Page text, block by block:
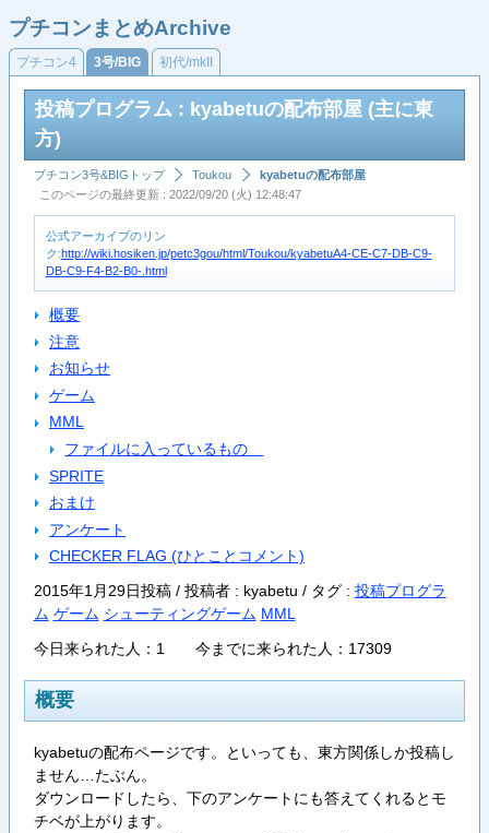
プチコンまとめArchive
プチコン4 3号/BIG 初代/mkII
投稿プログラム : kyabetuの配布部屋 (主に東
方)
プチコン3号&BIGトップ Toukou
kyabetuの配布部屋
このページの最終更新 : 2022/09/20 (火) 12:48:47
公式アーカイブのリン
ク:http://wiki.hosiken.jp/petc3gou/html/Toukou/kyabetuA4-CE-C7-DB-C9-
DB-C9-F4-B2-B0-.html
概要
注意
お知らせ
ゲーム
MML
ファイルに入っているもの
SPRITE
おまけ
アンケート
CHECKER FLAG (ひとことコメント)
2015年1月29日投稿 / 投稿者 : kyabetu / タグ : 投稿プログラ
ム ゲーム シューティングゲーム MML
今日来られた人：1 今までに来られた人：17309
概要
kyabetuの配布ページです。といっても、東方関係しか投稿し
ません…たぶん。
ダウンロードしたら、下のアンケートにも答えてくれるとモ
チベが上がります。